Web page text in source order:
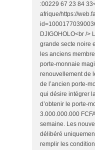
:00229 67 23 84
afrique/https://
DJIGOHOLO<br />
grande secte noire
les anciens
porte-monnaie
renouvellement de
de l’ancien porte-
qui désire intégrer
d’obtenir le porte-
3.000.000.000
semaine. Les
délibéré
remplir les